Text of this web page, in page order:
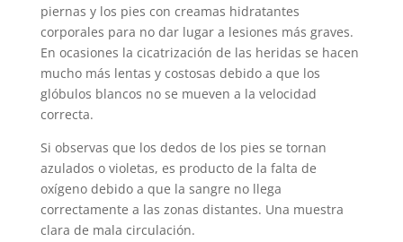
piernas y los pies con creamas hidratantes
corporales para no dar lugar a lesiones más graves.
En ocasiones la cicatrización de las heridas se hacen
mucho más lentas y costosas debido a que los
glóbulos blancos no se mueven a la velocidad
correcta.
Si observas que los dedos de los pies se tornan
azulados o violetas, es producto de la falta de
oxígeno debido a que la sangre no llega
correctamente a las zonas distantes. Una muestra
clara de mala circulación.